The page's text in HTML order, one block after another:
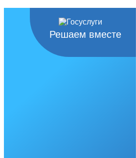
Решаем вместе